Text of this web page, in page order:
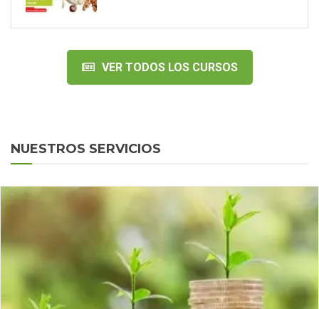
VER TODOS LOS CURSOS
NUESTROS SERVICIOS